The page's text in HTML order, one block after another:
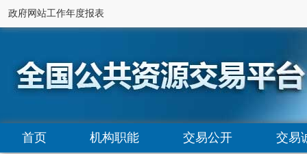
政府网站工作年度报表
首页 机构职能 交易公开 交易